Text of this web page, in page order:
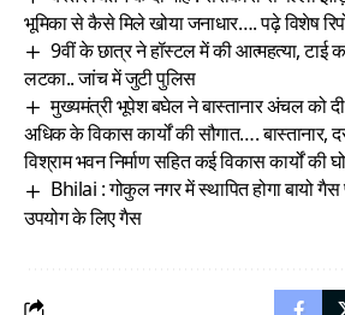
भूमिका से कैसे मिले खोया जनाधार…. पढ़े विशेष
9वीं के छात्र ने हॉस्टल में की आत्महत्या, टाई
लटका.. जांच में जुटी पुलिस
मुख्यमंत्री भूपेश बघेल ने बास्तानार अंचल को
अधिक के विकास कार्यों की सौगात…. बास्तानार,
विश्राम भवन निर्माण सहित कई विकास कार्यों की
Bhilai : गोकुल नगर में स्थापित होगा बायो
उपयोग के लिए गैस